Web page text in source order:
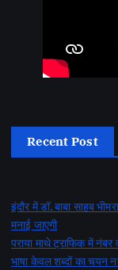
Recent Post
इंदौर में डॉ. बाबा साहब
मनाई जाएगी
पराया माथे ट्राफिक में नंबर
भाषा केवल शब्दों का चयन